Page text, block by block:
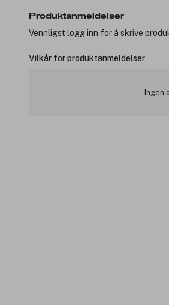
Produktanmeldelser
Vennligst logg inn for å skrive
Vilkår for produktanmeldelser
Ingen